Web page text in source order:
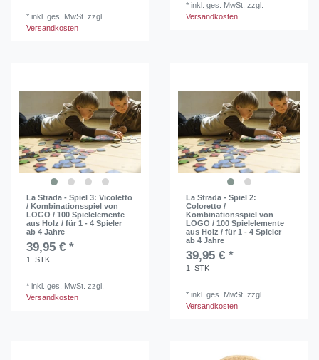
*inkl. ges. MwSt. zzgl.
Versandkosten
*inkl. ges. MwSt. zzgl.
Versandkosten
La Strada - Spiel 3: Vicoletto
/ Kombinationsspiel von
LOGO / 100 Spielelemente
aus Holz / für 1 - 4 Spieler
ab 4 Jahre
39,95 € *
1 STK
*inkl. ges. MwSt. zzgl.
Versandkosten
La Strada - Spiel 2:
Coloretto /
Kombinationsspiel von
LOGO / 100 Spielelemente
aus Holz / für 1 - 4 Spieler
ab 4 Jahre
39,95 € *
1 STK
*inkl. ges. MwSt. zzgl.
Versandkosten